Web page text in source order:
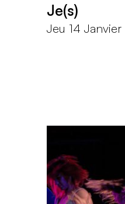
Je(s)
Jeu 14 Janvier